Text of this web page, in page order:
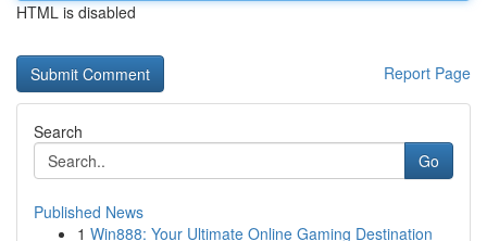
HTML is disabled
Report Page
Search
Go
Published News
1 Win888: Your Ultimate Online Gaming Destination